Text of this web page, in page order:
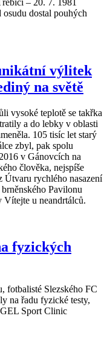
– 20. 7. 1981
osudu dostal pouhých
výlitek
na světě
vysoké teplotě se takřka
a do lebky v oblasti
105 tisíc let starý
zbyl, pak spolu
v Gánovcích na
člověka, nejspíše
Útvaru rychlého nasazení
Pavilonu
u neandrtálců.
fyzických
fotbalisté Slezského FC
na řadu fyzické testy,
Sport Clinic